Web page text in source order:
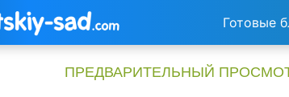
Готовые
ПРЕДВАРИТЕЛЬНЫЙ